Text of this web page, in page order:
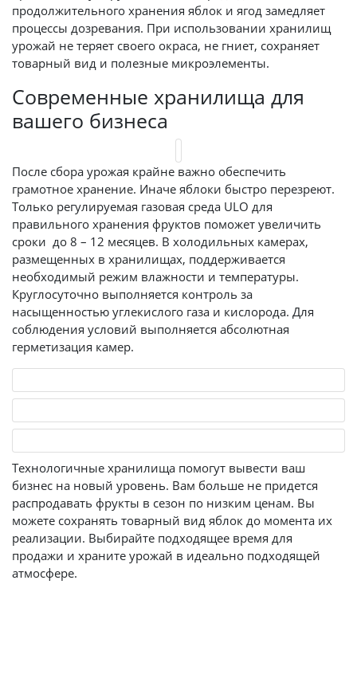
продолжительного хранения яблок и ягод замедляет
процессы дозревания. При использовании хранилищ
урожай не теряет своего окраса, не гниет, сохраняет
товарный вид и полезные микроэлементы.
Современные хранилища для
вашего бизнеса
После сбора урожая крайне важно обеспечить
грамотное хранение. Иначе яблоки быстро перезреют.
Только регулируемая газовая среда ULO для
правильного хранения фруктов поможет увеличить
сроки до 8 – 12 месяцев. В холодильных камерах,
размещенных в хранилищах, поддерживается
необходимый режим влажности и температуры.
Круглосуточно выполняется контроль за
насыщенностью углекислого газа и кислорода. Для
соблюдения условий выполняется абсолютная
герметизация камер.
Технологичные хранилища помогут вывести ваш
бизнес на новый уровень. Вам больше не придется
распродавать фрукты в сезон по низким ценам. Вы
можете сохранять товарный вид яблок до момента их
реализации. Выбирайте подходящее время для
продажи и храните урожай в идеально подходящей
атмосфере.